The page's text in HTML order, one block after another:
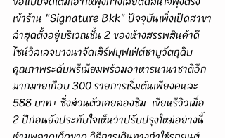
เข้าร้าน "Signature Bkk" ปัจจุบันเพิ่งเปิดสาขา
ล่าสุดตั้งอยู่บริเวณชั้น 2 ของห้างสรรพสินค้าดี
ไซน์วิลเลจบางนาจัดเสิร์ฟบุฟเฟ่ต์ชาบูวัตถุดิบ
คุณภาพระดับพรีเมียมพร้อมอาหารนานาชาติอีก
มากมายเกือบ 300 รายการเริ่มต้นเพียงคนละ
588 บาท+ ซึ่งส่วนตัวเคยลองชิม-เขียนรีวิวเมื่อ
2 ปีก่อนยังประทับใจเห็นว่าปรับปรุงใหม่อย่างนี้